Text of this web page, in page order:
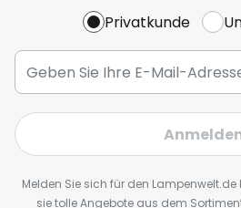
Privatkunde
Melden Sie sich für den
sie tolle Angebote aus dem